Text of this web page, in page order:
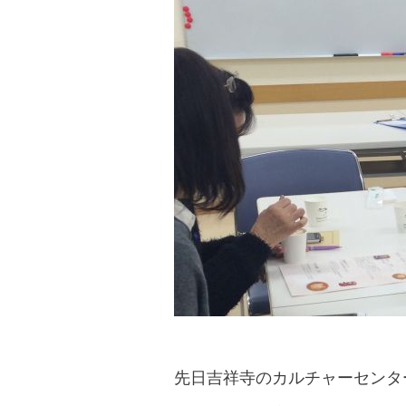
先日吉祥寺のカルチャーセンタ